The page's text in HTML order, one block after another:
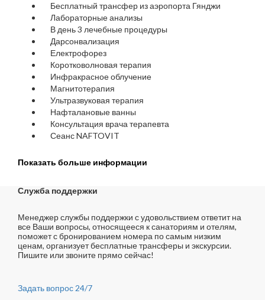
Бесплатный трансфер из аэропорта Гянджи
Лабораторные анализы
В день 3 лечебные процедуры
Дарсонвализация
Електрофорез
Коротковолновая терапия
Инфракрасное облучение
Магнитотерапия
Ультразвуковая терапия
Нафталановые ванны
Консультация врача терапевта
Сеанс NAFTOVIT
Показать больше информации
Служба поддержки
Менеджер службы поддержки с удовольствием ответит на
все Ваши вопросы, относящееся к санаториям и отелям,
поможет с бронированием номера по самым низким
ценам, организует бесплатные трансферы и экскурсии.
Пишите или звоните прямо сейчас!
Задать вопрос 24/7